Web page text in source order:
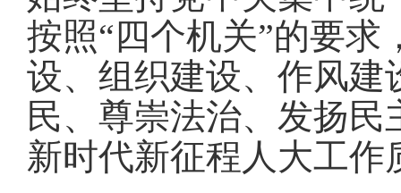
按照“四个机关”的要
设、组织建设、作风建
民、尊崇法治、发扬
新时代新征程人大工作